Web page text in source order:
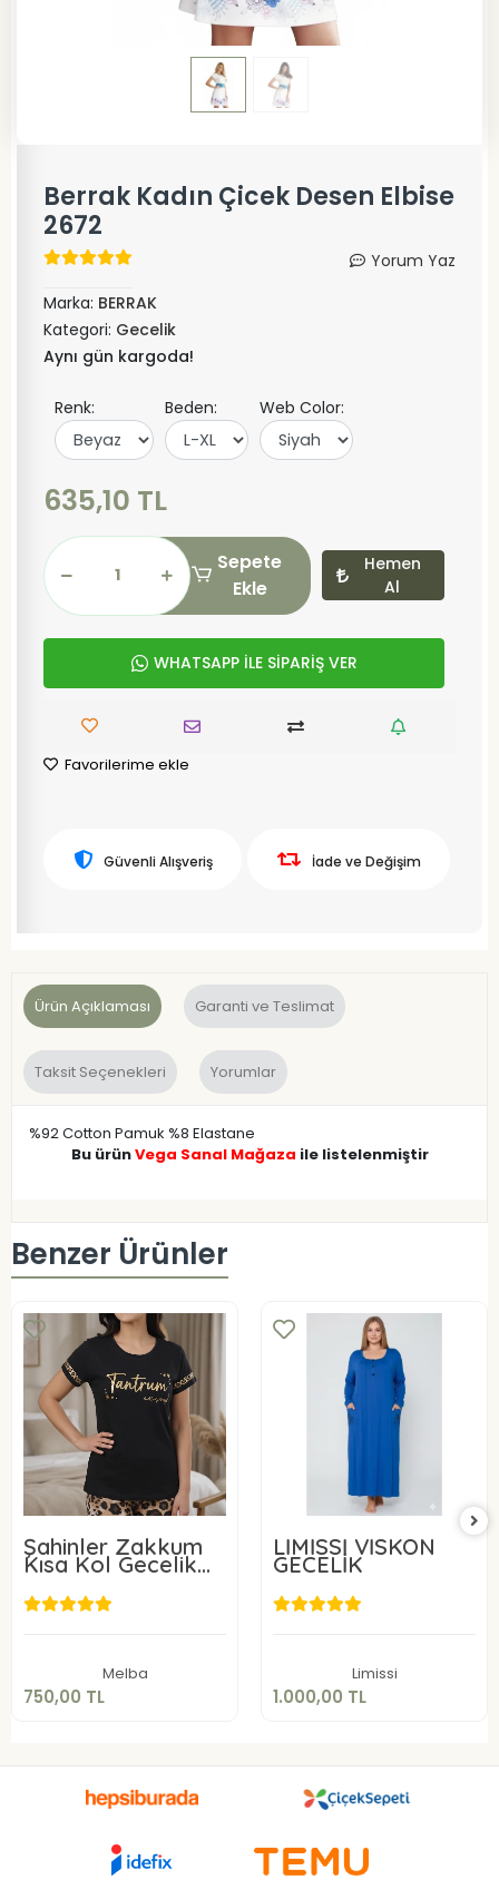
Berrak Kadın Çicek Desen Elbise
2672
Yorum Yaz
Marka: BERRAK
Kategori: Gecelik
Aynı gün kargoda!
Renk: Beden: Web Color:
635,10 TL
Sepete
Ekle
Hemen
Al
WHATSAPP İLE SİPARİŞ VER
Favorilerime ekle
Güvenli Alışveriş İade ve Değişim
Ürün Açıklaması Garanti ve Teslimat
Taksit Seçenekleri Yorumlar
%92 Cotton Pamuk %8 Elastane
Bu ürünVega Sanal Mağaza ile listelenmiştir
Benzer Ürünler
Şahinler Zakkum
Kısa Kol Gecelik
22227
Melba
750,00 TL
750,00 TL
LİMİSSİ VİSKON
GECELİK
Limissi
1.000,00 TL
1.000,00 TL